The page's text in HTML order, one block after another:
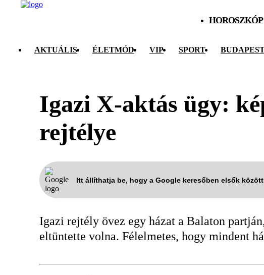
HOROSZKÓP
AKTUÁLIS ÉLETMÓD VIP SPORT
Igazi X-aktás ügy:
rejtélye
Itt állíthatja be, hogy a Google keresőben elsők
Igazi rejtély övez egy házat a Balaton
eltüntette volna. Félelmetes, hogy mindent